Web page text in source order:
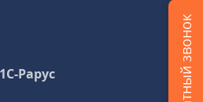
Рарус